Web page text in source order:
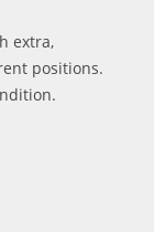
extra,
positions.